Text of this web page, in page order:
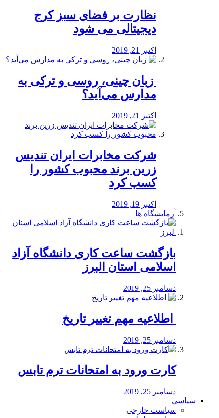
نظارت بر فضای سبز کرج
دیجیتالی می شود
اکتبر 21, 2019
️ زبان چینی، روسی و ترکی به
مدارس می‌آید؟
اکتبر 21, 2019
شرکت مخابرات ایران تندیس
زرین برند محبوب کشور را
کسب کرد
اکتبر 19, 2019
آزمایشگاه ها
بازگشت ساعت کاری دانشگاه آزاد
اسلامی استان البرز
دسامبر 25, 2019
️ اطلاعیه مهم تغییر تاریخ
دسامبر 25, 2019
کارت ورود به امتحانات ترم تابس
دسامبر 25, 2019
سیاسی
سیاست خارجی